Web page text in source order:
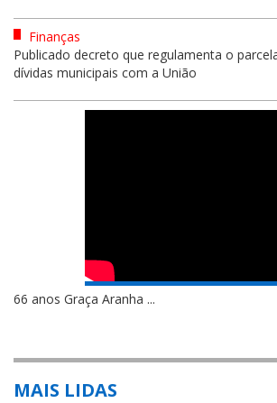
Finanças
Publicado decreto que regulamenta o
dívidas municipais com a União
66 anos Graça Aranha ...
MAIS LIDAS